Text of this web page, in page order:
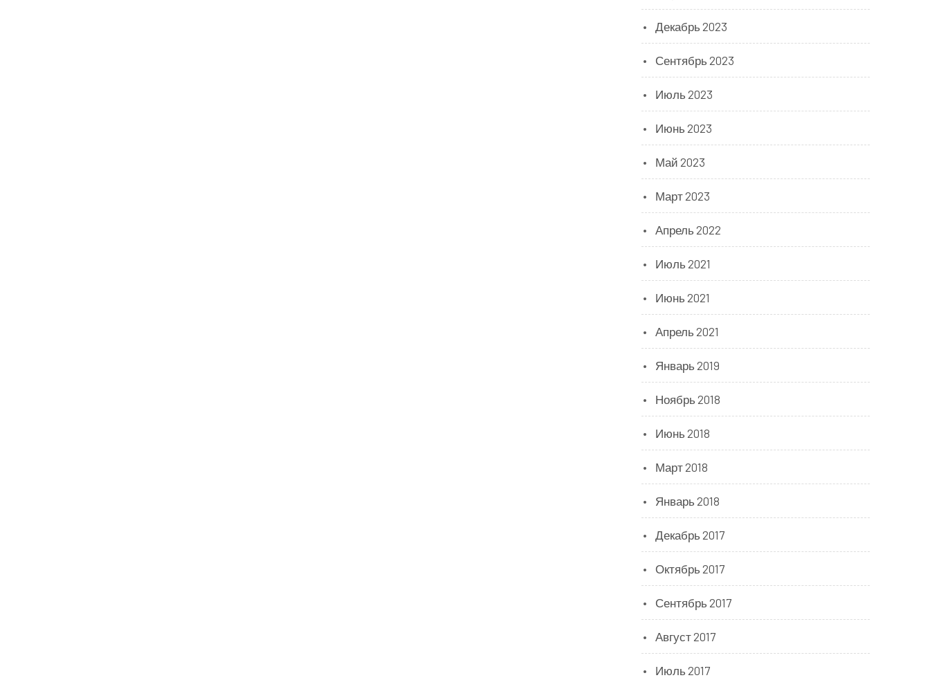
Декабрь 2023
Сентябрь 2023
Июль 2023
Июнь 2023
Май 2023
Март 2023
Апрель 2022
Июль 2021
Июнь 2021
Апрель 2021
Январь 2019
Ноябрь 2018
Июнь 2018
Март 2018
Январь 2018
Декабрь 2017
Октябрь 2017
Сентябрь 2017
Август 2017
Июль 2017